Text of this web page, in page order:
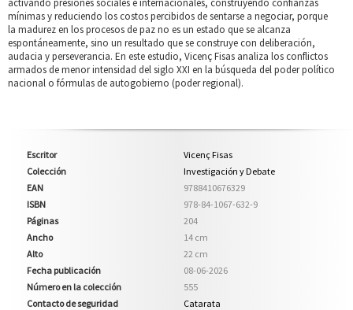
mínimas y reduciendo los costos percibidos de sentarse a negociar, porque
la madurez en los procesos de paz no es un estado que se alcanza
espontáneamente, sino un resultado que se construye con deliberación,
audacia y perseverancia. En este estudio, Vicenç Fisas analiza los conflictos
armados de menor intensidad del siglo XXI en la búsqueda del poder político
nacional o fórmulas de autogobierno (poder regional).
Escritor
Vicenç Fisas
Colección
Investigación y Debate
EAN
9788410676329
ISBN
978-84-1067-632-9
Páginas
204
Ancho
14 cm
Alto
22 cm
Fecha publicación
08-06-2026
Número en la colección
555
Contacto de seguridad
Catarata